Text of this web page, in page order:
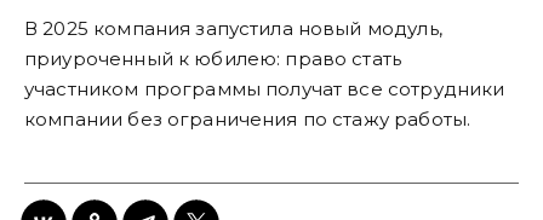
В 2025 компания запустила новый модуль,
приуроченный к юбилею: право стать
участником программы получат все сотрудники
компании без ограничения по стажу работы.